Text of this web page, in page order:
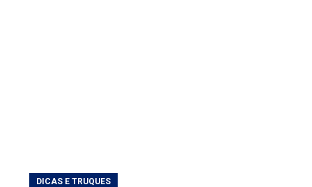
DICAS E TRUQUES